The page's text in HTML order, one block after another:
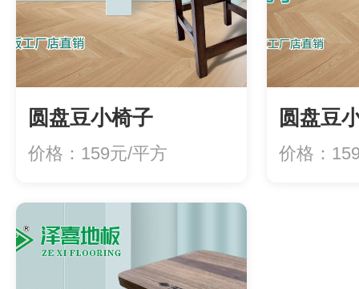
圆盘豆小椅子
价格：159元/平方
圆盘豆
价格：